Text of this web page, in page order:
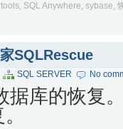
, SQL Anywhere, sybase,
SQLRescue
SQL SERVER No
据库的恢复